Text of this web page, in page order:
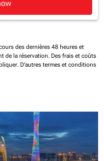
des dernières 48 heures et
de la réservation. Des frais et coûts
D'autres termes et conditions